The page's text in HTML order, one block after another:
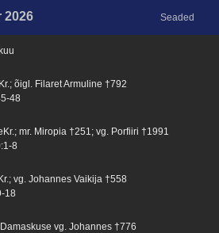
2026 Seaded
õigl. Filaret Armuline †792
48
mr. Miropia †251; vg. Porfiiri †1991
8
vg. Johannes Vaikija †558
18
vg. Johannes †776